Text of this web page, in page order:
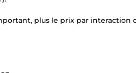
plus le prix par interaction